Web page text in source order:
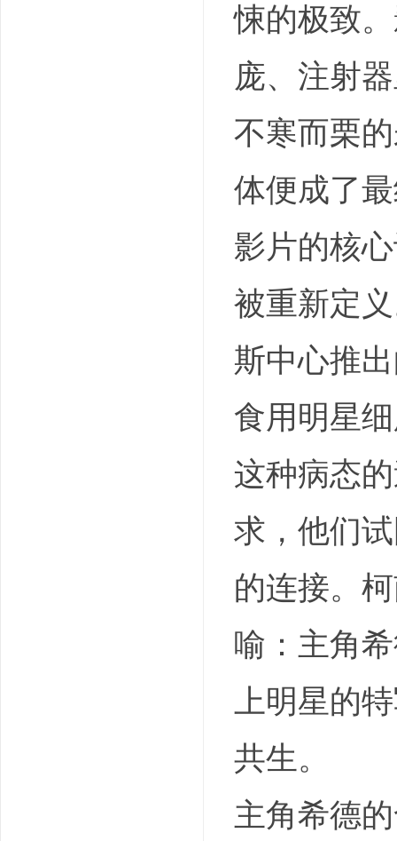
悚的极致
庞、注射
不寒而栗
体便成了
影片的核
被重新定
斯中心推
食用明星
这种病态
求，他们
的连接。
喻：主角
上明星的
共生。​
主角希德